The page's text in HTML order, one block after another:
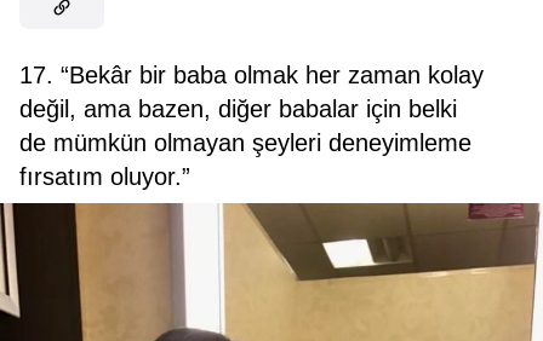
17. “Bekâr bir baba olmak her zaman kolay
değil, ama bazen, diğer babalar için belki
de mümkün olmayan şeyleri deneyimleme
fırsatım oluyor.”